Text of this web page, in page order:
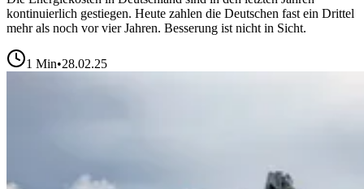
kontinuierlich gestiegen. Heute zahlen die Deutschen fast ein Drittel
mehr als noch vor vier Jahren. Besserung ist nicht in Sicht.
1 Min•28.02.25